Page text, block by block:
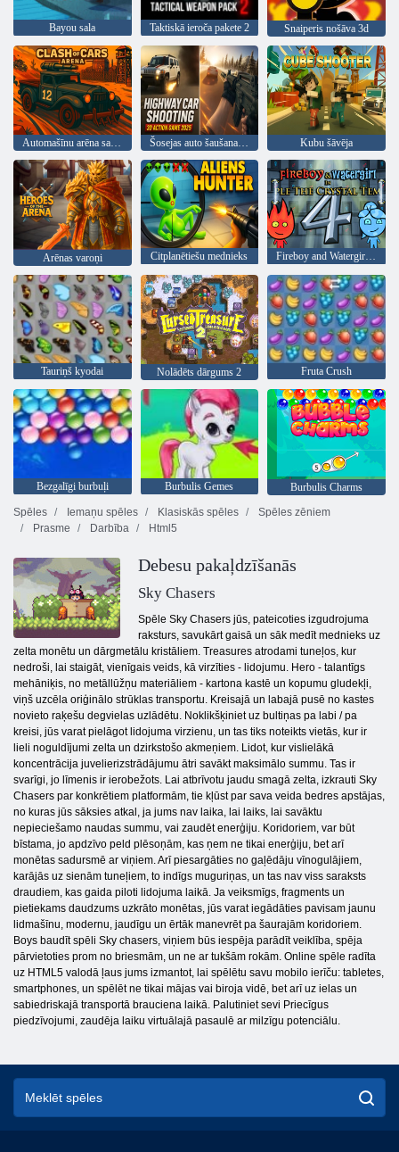
Bayou sala Taktiskā ieroča pakete 2 Snaiperis nošāva 3d
Automašīnu arēna sadursme Šosejas auto šaušanas 3D darbības spēle 2025 Kubu šāvēja
Arēnas varoņi Citplanētiešu mednieks Fireboy and Watergirl 4: Kristāla templis
Tauriņš kyodai Nolādēts dārgums 2 Fruta Crush
Bezgalīgi burbuļi Burbulis Gemes
Burbulis Charms
Spēles
Iemaņu spēles Klasiskās spēles
Spēles zēniem
Prasme
Darbība Html5
Debesu pakaļdzīšanās
Sky Chasers
Spēle Sky Chasers jūs, pateicoties izgudrojuma
raksturs, savukārt gaisā un sāk medīt mednieks uz
zelta monētu un dārgmetālu kristāliem. Treasures atrodami tuneļos, kur
nedroši, lai staigāt, vienīgais veids, kā virzīties - lidojumu. Hero - talantīgs
mehāniķis, no metāllūžņu materiāliem - kartona kastē un kopumu gludekļi,
viņš uzcēla oriģinālo strūklas transportu. Kreisajā un labajā pusē no kastes
novieto raķešu degvielas uzlādētu. Noklikšķiniet uz bultiņas pa labi / pa
kreisi, jūs varat pielāgot lidojuma virzienu, un tas tiks noteikts vietās, kur ir
lieli noguldījumi zelta un dzirkstošo akmeņiem. Lidot, kur vislielākā
koncentrācija juvelierizstrādājumu ātri savākt maksimālo summu. Tas ir
svarīgi, jo līmenis ir ierobežots. Lai atbrīvotu jaudu smagā zelta, izkrauti Sky
Chasers par konkrētiem platformām, tie kļūst par sava veida bedres apstājas,
no kuras jūs sāksies atkal, ja jums nav laika, lai laiks, lai savāktu
nepieciešamo naudas summu, vai zaudēt enerģiju. Koridoriem, var būt
bīstama, jo apdzīvo peld plēsoņām, kas ņem ne tikai enerģiju, bet arī
monētas sadursmē ar viņiem. Arī piesargāties no gaļēdāju vīnogulājiem,
karājās uz sienām tuneļiem, to indīgs muguriņas, un tas nav viss saraksts
draudiem, kas gaida piloti lidojuma laikā. Ja veiksmīgs, fragments un
pietiekams daudzums uzkrāto monētas, jūs varat iegādāties pavisam jaunu
lidmašīnu, modernu, jaudīgu un ērtāk manevrēt pa šaurajām koridoriem.
Boys baudīt spēli Sky chasers, viņiem būs iespēja parādīt veiklība, spēja
pārvietoties prom no briesmām, un ne ar tukšām rokām. Online spēle radīta
uz HTML5 valodā ļaus jums izmantot, lai spēlētu savu mobilo ierīču: tabletes,
smartphones, un spēlēt ne tikai mājas vai biroja vidē, bet arī uz ielas un
sabiedriskajā transportā brauciena laikā. Palutiniet sevi Priecīgus
piedzīvojumi, zaudēja laiku virtuālajā pasaulē ar milzīgu potenciālu.